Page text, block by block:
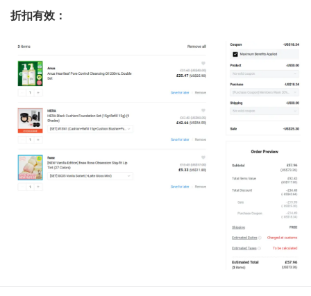
折扣有效：